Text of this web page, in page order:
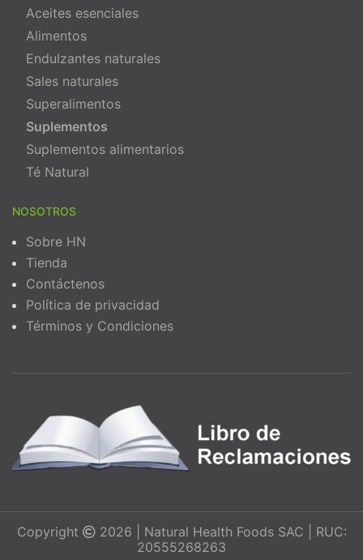
Aceites esenciales
Alimentos
Endulzantes naturales
Sales naturales
Superalimentos
Suplementos
Suplementos alimentarios
Té Natural
NOSOTROS
Sobre HN
Tienda
Contáctenos
Política de privacidad
Términos y Condiciones
Copyright
2026 | Natural Health Foods SAC | RUC:
20555268263